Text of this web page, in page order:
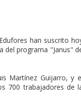
han suscrito
del programa "Janus"
Martínez Guijarro, y
700 trabajadores de